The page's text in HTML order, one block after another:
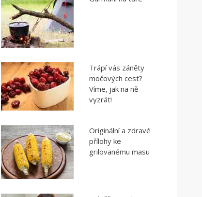
Trápí vás záněty
močových cest?
Víme, jak na ně
vyzrát!
Originální a zdravé
přílohy ke
grilovanému masu